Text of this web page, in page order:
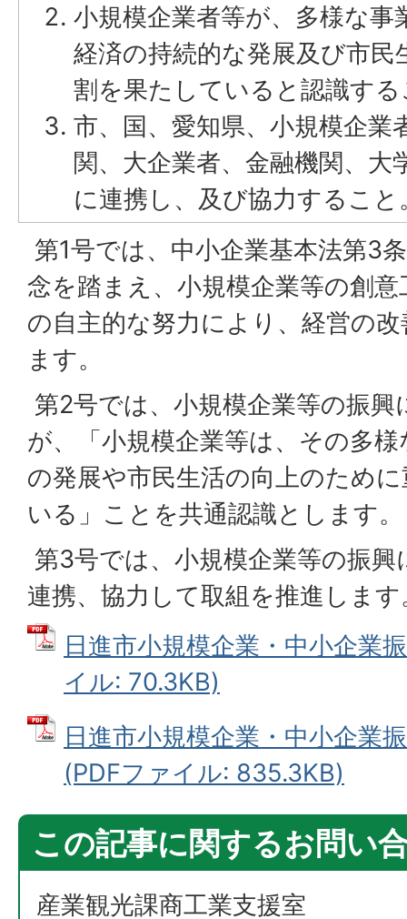
小規模企業者等が、多様な事
経済の持続的な発展及び市民
割を果たしていると認識す
市、国、愛知県、小規模企業
関、大企業者、金融機関、大
に連携し、及び協力すること
第1号では、中小企業基本法第3
念を踏まえ、小規模企業等の創
の自主的な努力により、経営の
ます。
第2号では、小規模企業等の振
が、「小規模企業等は、その多
の発展や市民生活の向上のため
いる」ことを共通認識とします。
第3号では、小規模企業等の振
連携、協力して取組を推進します
日進市小規模企業・中小企業
イル: 70.3KB)
日進市小規模企業・中小企業
(PDFファイル: 835.3KB)
この記事に関するお問い
産業観光課商工業支援室